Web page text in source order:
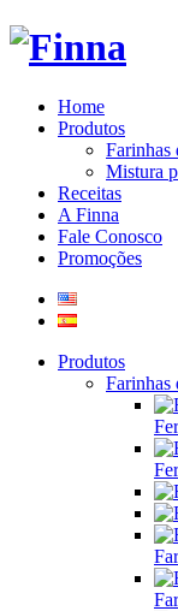
Home
Produtos
Farinhas
Mistura
Receitas
A Finna
Fale Conosco
Promoções
Produtos
Farinhas